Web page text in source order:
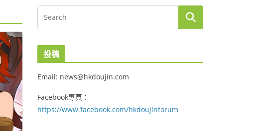
投稿
Email: news@hkdoujin.com
Facebook專頁：
https://www.facebook.com/hkdoujinforum